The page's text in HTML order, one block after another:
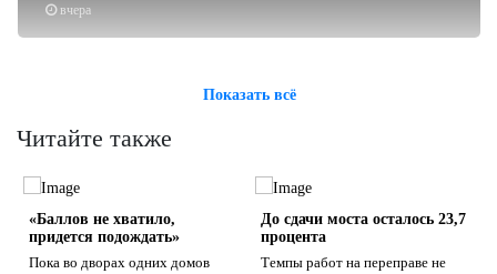
вчера
Показать всё
Читайте также
«Баллов не хватило,
придется подождать»
Пока во дворах одних домов
До сдачи моста осталось 23,7
процента
Темпы работ на переправе не